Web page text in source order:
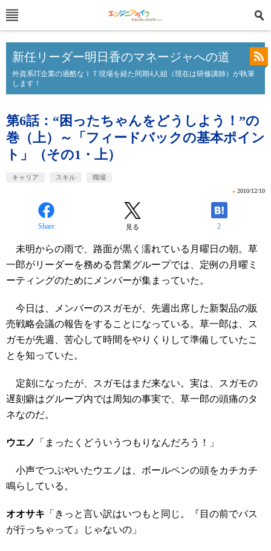
新任リーダー明日香のマネージャへの道
外資系IT企業の過酷なＩＴ現場を経た同期4人組（現在は研修講師）が執筆
します！
第6話：“困ったちゃんをどうしよう！”の
巻（上）～「フィードバックの基本ポイン
ト」（その1・上）
キャリア スキル 職場
» 2010/12/10
Share 見る 2
未明からの雨で、路面が黒く濡れている月曜日の朝。草
一郎がリーダーを務める営業グループでは、定例の月曜ミ
ーティングのためにメンバーが集まっていた。
今日は、メンバーのスガモが、先週出席した新製品の販
売戦略会議の報告をすることになっている。草一郎は、ス
ガモが先週、苦心して時間をやりくりして準備していたこ
とを知っていた。
定刻になったが、スガモはまだ来ない。実は、スガモの
遅刻癖はグループ内では周知の事実で、草一郎の頭痛のタ
ネなのだ。
ウエノ 「まったくどういうつもりなんだろう！」
小声でつぶやいたウエノは、ボールペンの頭をカチカチ
鳴らしている。
オオサキ 「きっと言い訳はいつもと同じ。『目の前でバス
が行っちゃって』じゃないの」